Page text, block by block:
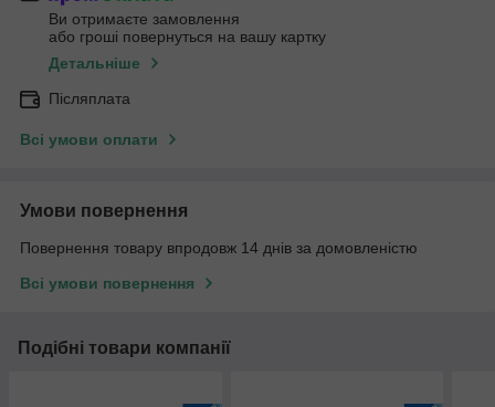
Ви отримаєте замовлення
або гроші повернуться на вашу картку
Детальніше
Післяплата
Всі умови оплати
Умови повернення
Повернення товару впродовж 14 днів за домовленістю
Всі умови повернення
Подібні товари компанії